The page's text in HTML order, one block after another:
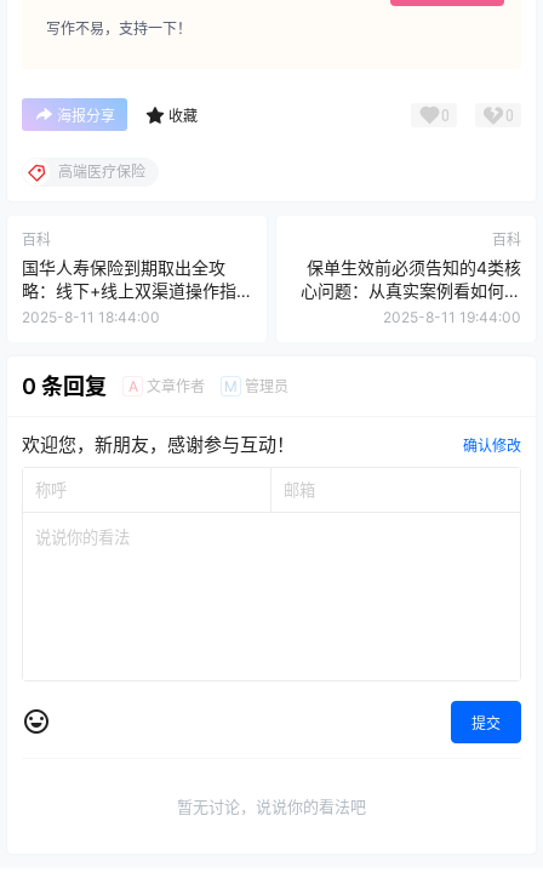
写作不易，支持一下！
海报分享 收藏 0 0
高端医疗保险
百科
国华人寿保险到期取出全攻
略：线下+线上双渠道操作指
南（2025年最新版）
2025-8-11 18:44:00
百科
保单生效前必须告知的4类核
心问题：从真实案例看如何避
免理赔纠纷
2025-8-11 19:44:00
0 条回复 A 文章作者 M 管理员
欢迎您，新朋友，感谢参与互动！ 确认修改
提交
暂无讨论，说说你的看法吧